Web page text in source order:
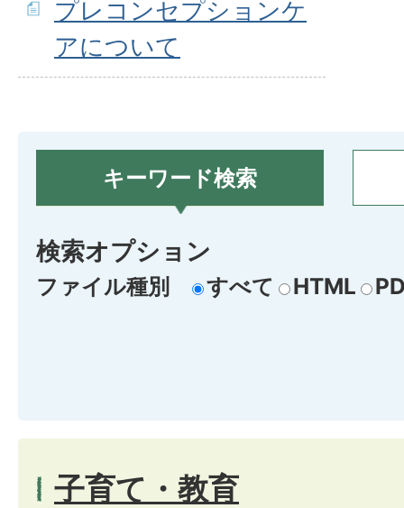
プレコンセプションケ
アについて
キーワード検索
検索オプション
ファイル種別 すべて HTML
子育て・教育